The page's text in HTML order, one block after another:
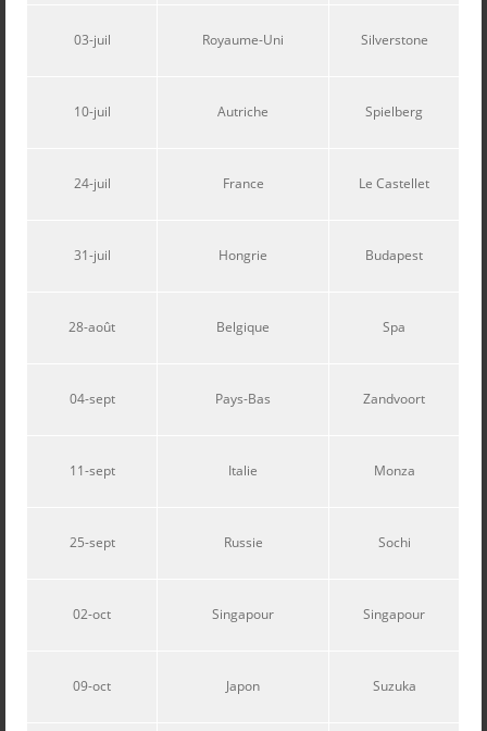
03-juil Royaume-Uni Silverstone
10-juil Autriche Spielberg
24-juil France Le Castellet
31-juil Hongrie Budapest
28-août Belgique Spa
04-sept Pays-Bas Zandvoort
11-sept Italie Monza
25-sept Russie Sochi
02-oct Singapour Singapour
09-oct Japon Suzuka